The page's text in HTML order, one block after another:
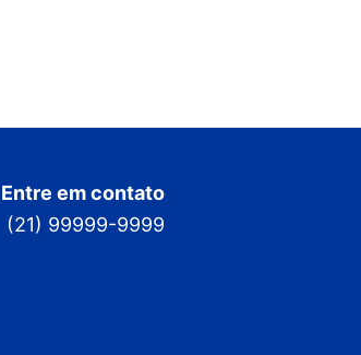
Entre em contato
(21) 99999-9999